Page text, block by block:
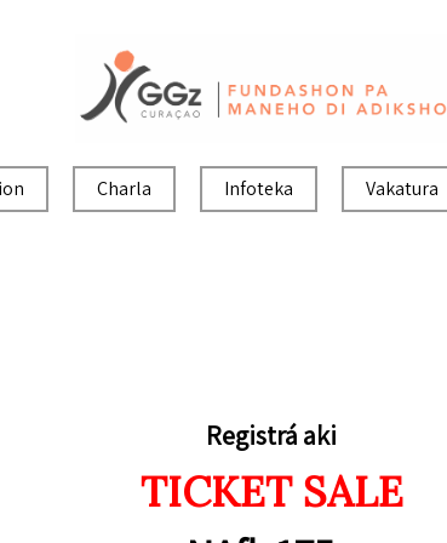
Charla Infoteka Vakatura
Registrá aki
TICKET SALE